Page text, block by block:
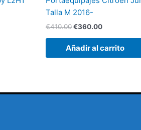
Talla M 2016-
€410.00
€410.00.
€360.00
€360.00.
Añadir al carrito